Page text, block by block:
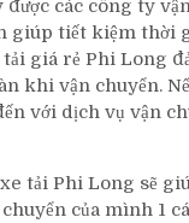
được các công ty
giúp tiết kiệm thời
giá rẻ Phi Long
khi vận chuyển.
với dịch vụ vận
tải Phi Long sẽ
của mình 1